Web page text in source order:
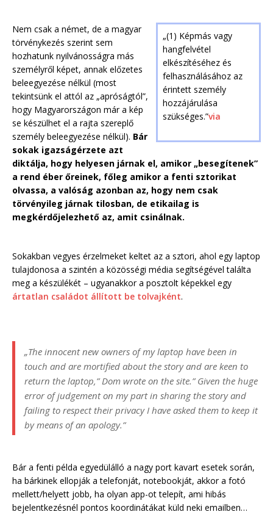
„(1) Képmás vagy
hangfelvétel
elkészítéséhez és
felhasználásához az
érintett személy
hozzájárulása
szükséges.”via
Nem csak a német, de a magyar
törvénykezés szerint sem
hozhatunk nyilvánosságra más
személyről képet, annak előzetes
beleegyezése nélkül (most
tekintsünk el attól az „apróságtól”,
hogy Magyarországon már a kép
se készülhet el a rajta szereplő
személy beleegyezése nélkül). Bár
sokak igazságérzete azt
diktálja, hogy helyesen járnak el, amikor „besegítenek”
a rend éber őreinek, főleg amikor a fenti sztorikat
olvassa, a valóság azonban az, hogy nem csak
törvényileg járnak tilosban, de etikailag is
megkérdőjelezhető az, amit csinálnak.
Sokakban vegyes érzelmeket keltet az a sztori, ahol egy laptop
tulajdonosa a szintén a közösségi média segítségével találta
meg a készülékét – ugyanakkor a posztolt képekkel egy
ártatlan családot állított be tolvajként.
„The innocent new owners of my laptop have been in
touch and are mortified about the story and are keen to
return the laptop,” Dom wrote on the site.” Given the huge
error of judgement on my part in sharing the story and
failing to respect their privacy I have asked them to keep it
by means of an apology.”
Bár a fenti példa egyedülálló a nagy port kavart esetek során,
ha bárkinek ellopják a telefonját, notebookját, akkor a fotó
mellett/helyett jobb, ha olyan app-ot telepít, ami hibás
bejelentkezésnél pontos koordinátákat küld neki emailben…